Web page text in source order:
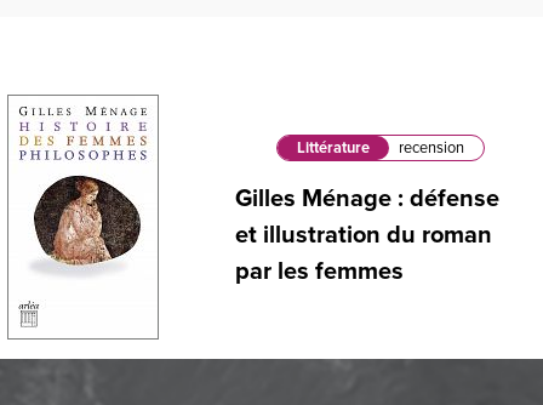
Littérature recension
Gilles Ménage : défense
et illustration du roman
par les femmes